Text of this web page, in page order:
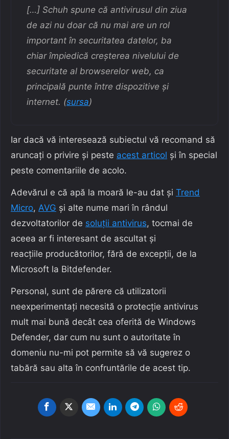
[…] Schuh spune că antivirusul din ziua
de azi nu doar că nu mai are un rol
important în securitatea datelor, ba
chiar împiedică creșterea nivelului de
securitate al browserelor web, ca
principală punte între dispozitive și
internet. (sursa)
Iar dacă vă interesează subiectul vă recomand să
aruncați o privire și peste acest articol și în special
peste comentariile de acolo.
Adevărul e că apă la moară le-au dat și Trend
Micro, AVG și alte nume mari în rândul
dezvoltatorilor de soluții antivirus, tocmai de
aceea ar fi interesant de ascultat și
reacțiile producătorilor, fără de excepții, de la
Microsoft la Bitdefender.
Personal, sunt de părere că utilizatorii
neexperimentați necesită o protecție antivirus
mult mai bună decât cea oferită de Windows
Defender, dar cum nu sunt o autoritate în
domeniu nu-mi pot permite să vă sugerez o
tabără sau alta în confruntările de acest tip.